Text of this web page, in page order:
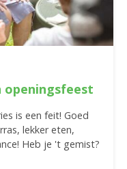
openingsfeest
is een feit! Goed
lekker eten,
Heb je 't gemist?